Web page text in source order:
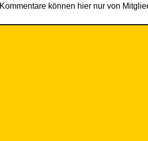
Kommentare können hier nur von